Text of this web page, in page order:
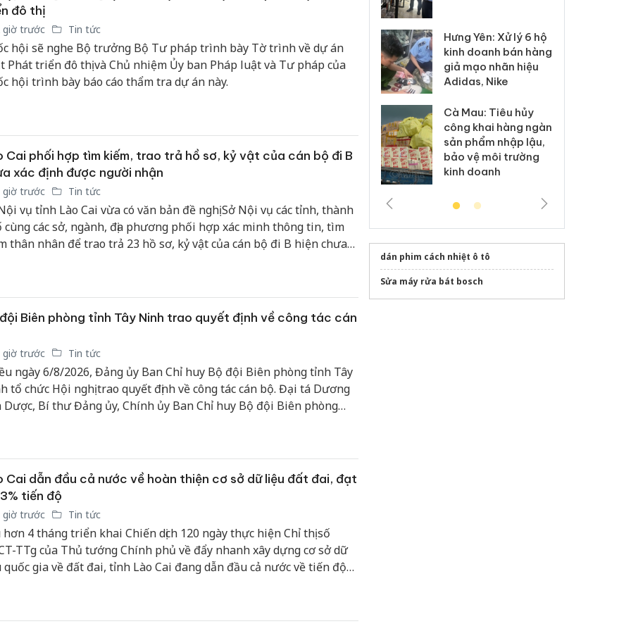
đô thị
giờ trước Tin tức
hội sẽ nghe Bộ trưởng Bộ Tư pháp trình bày Tờ trình về dự án
Phát triển đô thị và Chủ nhiệm Ủy ban Pháp luật và Tư pháp của
hội trình bày báo cáo thẩm tra dự án này.
Cai phối hợp tìm kiếm, trao trả hồ sơ, kỷ vật của cán bộ đi B
xác định được người nhận
giờ trước Tin tức
vụ tỉnh Lào Cai vừa có văn bản đề nghị Sở Nội vụ các tỉnh, thành
cùng các sở, ngành, địa phương phối hợp xác minh thông tin, tìm
thân nhân để trao trả 23 hồ sơ, kỷ vật của cán bộ đi B hiện chưa
lịch sử.
Biên phòng tỉnh Tây Ninh trao quyết định về công tác cán
giờ trước Tin tức
ngày 6/8/2026, Đảng ủy Ban Chỉ huy Bộ đội Biên phòng tỉnh Tây
tổ chức Hội nghị trao quyết định về công tác cán bộ. Đại tá Dương
Dược, Bí thư Đảng ủy, Chính ủy Ban Chỉ huy Bộ đội Biên phòng
Cai dẫn đầu cả nước về hoàn thiện cơ sở dữ liệu đất đai, đạt
tiến độ
giờ trước Tin tức
hơn 4 tháng triển khai Chiến dịch 120 ngày thực hiện Chỉ thị số
TTg của Thủ tướng Chính phủ về đẩy nhanh xây dựng cơ sở dữ
quốc gia về đất đai, tỉnh Lào Cai đang dẫn đầu cả nước về tiến độ
quan trọng vào việc xây dựng cơ sở dữ liệu quốc gia đồng bộ,
hại trong vụ án buôn
bán bình sữa
Quốc ra đầu thú
Hưng Yên: Xử lý 6 hộ
kinh doanh bán hàng
giả mạo nhãn hiệu
Adidas, Nike
Cà Mau: Tiêu hủy
công khai hàng ngàn
sản phẩm nhập lậu,
bảo vệ môi trường
kinh doanh
dán phim cách nhiệt ô tô
Sửa máy rửa bát bosch